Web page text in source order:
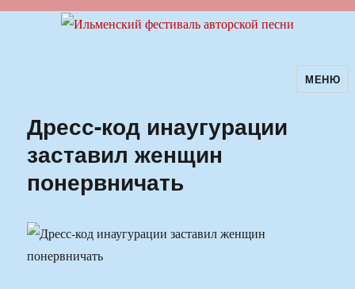
Ильменский фестиваль авторскойМЕНЮ
Дресс-код инаугурации
заставил женщин
понервничать